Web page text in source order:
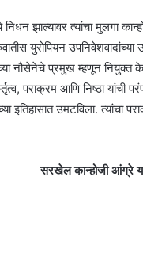
झाल्यावर त्यांचा मुलगा
युरोपियन
नौसेनेचे प्रमुख म्हणून
पराक्रम आणि निष्ठा यांची
उमटविला. त्यांचा
सरखेल कान्होजी आंग्रे